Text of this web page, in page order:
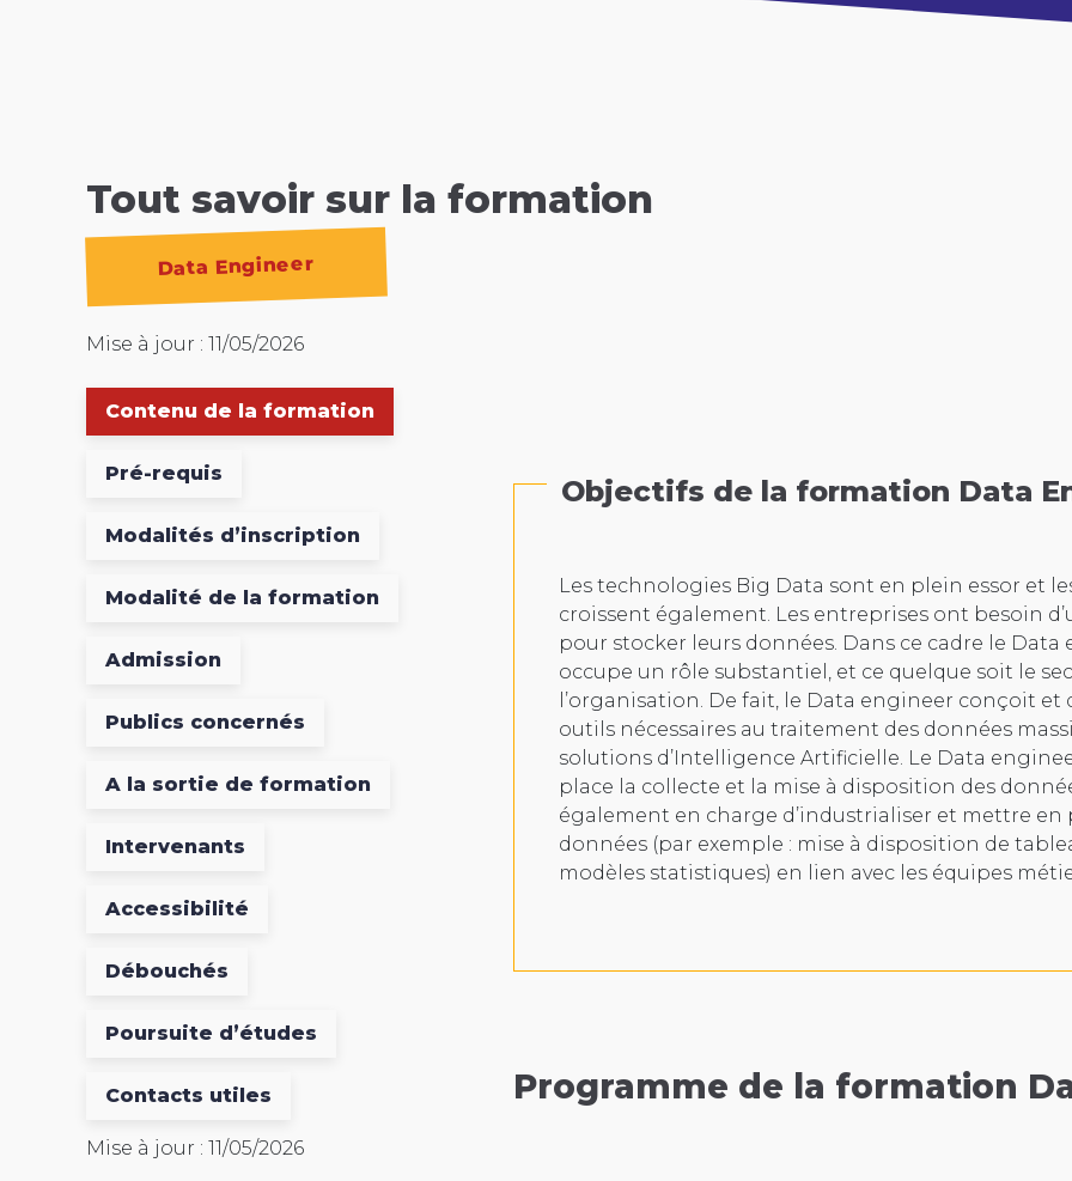
Tout savoir sur la formation
Data Engineer
Mise à jour : 11/05/2026
Contenu de la formation
Pré-requis
Modalités d’inscription
Modalité de la formation
Admission
Publics concernés
A la sortie de formation
Intervenants
Accessibilité
Débouchés
Poursuite d’études
Contacts utiles
Mise à jour : 11/05/2026
Objectifs de la formation Data
Les technologies Big Data sont en plein essor et
croissent également. Les entreprises ont besoin
pour stocker leurs données. Dans ce cadre le
occupe un rôle substantiel, et ce quelque soit le
l’organisation. De fait, le Data engineer conçoit
outils nécessaires au traitement des données
solutions d’Intelligence Artificielle. Le Data
place la collecte et la mise à disposition des
également en charge d’industrialiser et mettre
données (par exemple : mise à disposition de
modèles statistiques) en lien avec les équipes
Programme de la formation